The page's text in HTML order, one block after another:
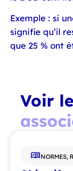
Exemple : si
signifie qu’il
que 25 % ont
Voir
NORMES,